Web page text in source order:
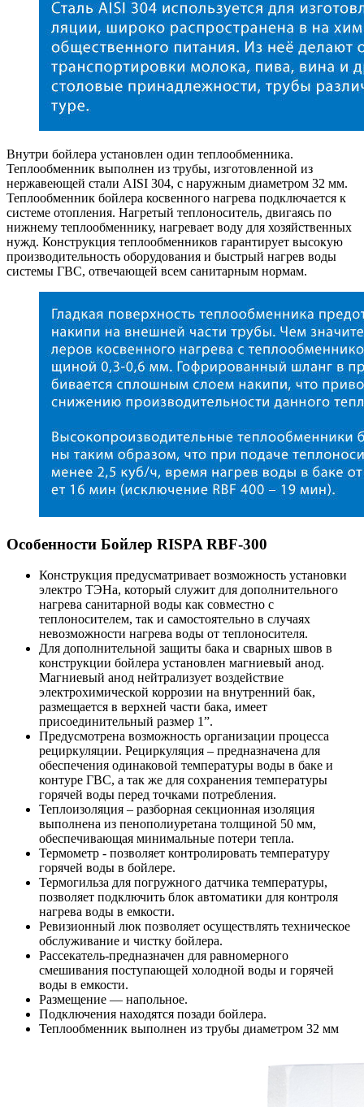
Внутри бойлера установлен один теплообменника.
Теплообменник выполнен из трубы, изготовленной из
нержавеющей стали AISI 304, с наружным диаметром 32 мм.
Теплообменник бойлера косвенного нагрева подключается к
системе отопления. Нагретый теплоноситель, двигаясь по
нижнему теплообменнику, нагревает воду для хозяйственных
нужд. Конструкция теплообменников гарантирует высокую
производительность оборудования и быстрый нагрев воды
системы ГВС, отвечающей всем санитарным нормам.
Особенности Бойлер RISPA RBF-300
Конструкция предусматривает возможность установки
электро ТЭНа, который служит для дополнительного
нагрева санитарной воды как совместно с
теплоносителем, так и самостоятельно в случаях
невозможности нагрева воды от теплоносителя.
Для дополнительной защиты бака и сварных швов в
конструкции бойлера установлен магниевый анод.
Магниевый анод нейтрализует воздействие
электрохимической коррозии на внутренний бак,
размещается в верхней части бака, имеет
присоединительный размер 1”.
Предусмотрена возможность организации процесса
рециркуляции. Рециркуляция – предназначена для
обеспечения одинаковой температуры воды в баке и
контуре ГВС, а так же для сохранения температуры
горячей воды перед точками потребления.
Теплоизоляция – разборная секционная изоляция
выполнена из пенополиуретана толщиной 50 мм,
обеспечивающая минимальные потери тепла.
Термометр - позволяет контролировать температуру
горячей воды в бойлере.
Термогильза для погружного датчика температуры,
позволяет подключить блок автоматики для контроля
нагрева воды в емкости.
Ревизионный люк позволяет осуществлять техническое
обслуживание и чистку бойлера.
Рассекатель-предназначен для равномерного
смешивания поступающей холодной воды и горячей
воды в емкости.
Размещение — напольное.
Подключения находятся позади бойлера.
Теплообменник выполнен из трубы диаметром 32 мм